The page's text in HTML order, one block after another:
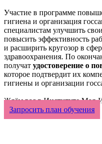
Участие в программе
гигиена и организация
специалистам улучшить
повысить эффективность
и расширить кругозор в
здравоохранения. По
получат удостоверение о
которое подтвердит их
гигиены и организации
Ждём вас в Институте Мед-
Запросить план обучения